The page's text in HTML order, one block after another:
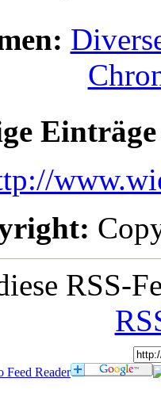
RSS-